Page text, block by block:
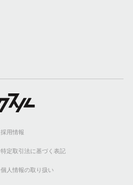
採用情報
特定取引法に基づく表記
個人情報の取り扱い